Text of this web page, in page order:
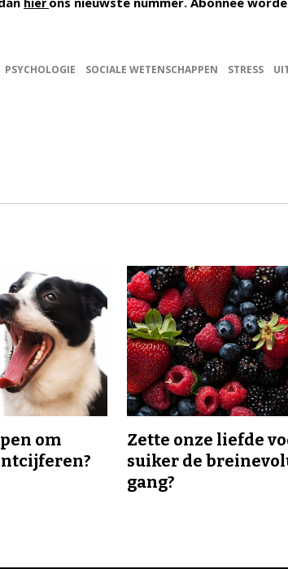
PSYCHOLOGIE SOCIALE WETENSCHAPPEN STRESS
om
Zette onze liefde
suiker de
gang?